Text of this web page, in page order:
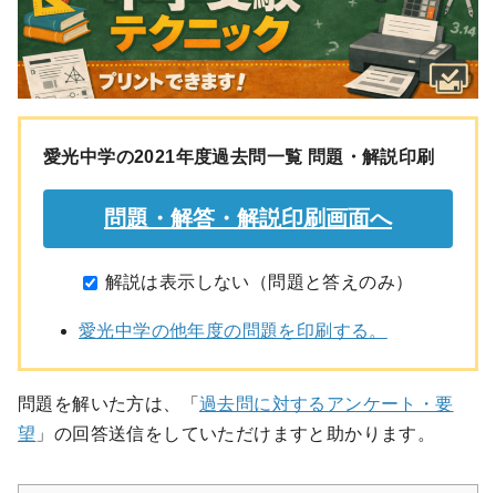
愛光中学の2021年度過去問一覧 問題・解説印刷
解説は表示しない（問題と答えのみ）
愛光中学の他年度の問題を印刷する。
問題を解いた方は、「 過去問に対するアンケート・要
望 」の回答送信をしていただけますと助かります。